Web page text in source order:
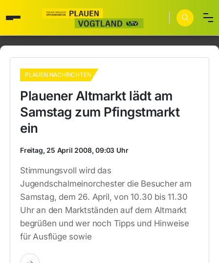
PLAUEN NACHRICHTEN
Plauener Altmarkt lädt am
Samstag zum Pfingstmarkt
ein
Freitag, 25 April 2008, 09:03 Uhr
Stimmungsvoll wird das
Jugendschalmeinorchester die Besucher am
Samstag, dem 26. April, von 10.30 bis 11.30
Uhr an den Marktständen auf dem Altmarkt
begrüßen und wer noch Tipps und Hinweise
für Ausflüge sowie